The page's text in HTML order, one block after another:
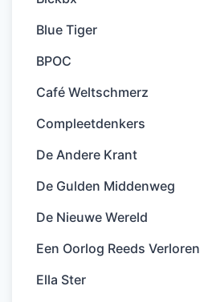
Blue Tiger
BPOC
Café Weltschmerz
Compleetdenkers
De Andere Krant
De Gulden Middenweg
De Nieuwe Wereld
Een Oorlog Reeds Verloren
Ella Ster